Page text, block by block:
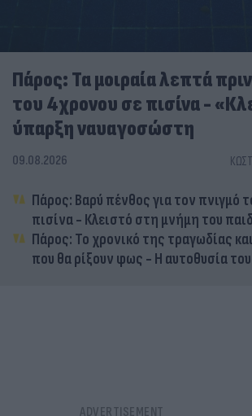
Πάρος: Τα μοιραία λεπτά
του 4χρονου σε πισίνα -
ύπαρξη ναυαγοσώστη
09.08.2026
Πάρος: Βαρύ πένθος για τον πνιγμό
πισίνα - Κλειστό στη μνήμη του
Πάρος: Το χρονικό της τραγωδίας
που θα ρίξουν φως - Η αυτοθυσία